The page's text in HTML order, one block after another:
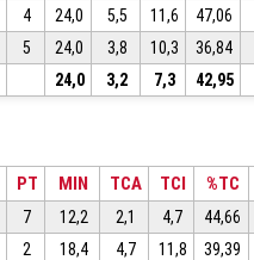
4 24,0 5,5 11,6 47,06
5 24,0 3,8 10,3 36,84
24,0 3,2 7,3 42,95
PT MIN TCA TCI %TC
7 12,2 2,1 4,7 44,66
2 18,4 4,7 11,8 39,39